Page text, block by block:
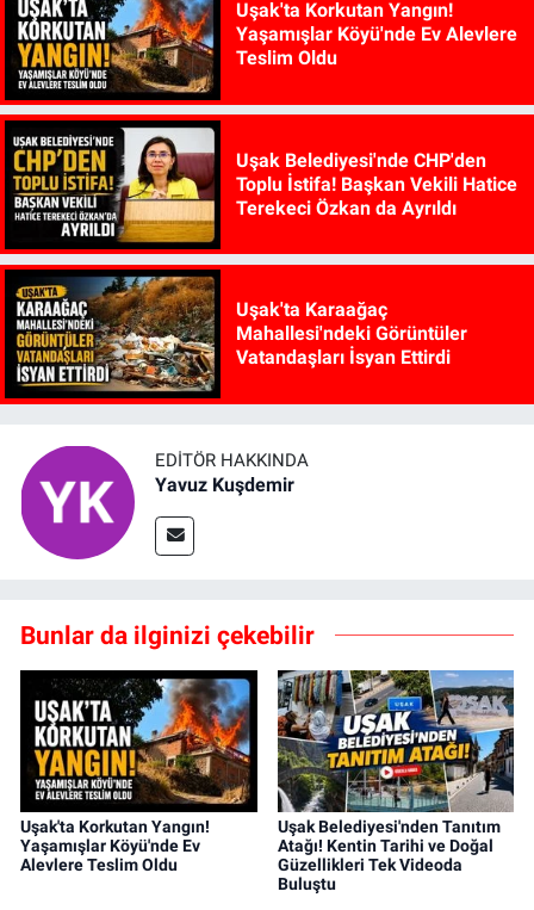
Uşak'ta Korkutan Yangın!
Yaşamışlar Köyü'nde Ev Alevlere
Teslim Oldu
Uşak Belediyesi'nde CHP'den
Toplu İstifa! Başkan Vekili Hatice
Terekeci Özkan da Ayrıldı
Uşak'ta Karaağaç
Mahallesi'ndeki Görüntüler
Vatandaşları İsyan Ettirdi
EDITÖR HAKKINDA
Yavuz Kuşdemir
Bunlar da ilginizi çekebilir
Uşak'ta Korkutan Yangın!
Yaşamışlar Köyü'nde Ev
Alevlere Teslim Oldu
Uşak Belediyesi'nden Tanıtım
Atağı! Kentin Tarihi ve Doğal
Güzellikleri Tek Videoda
Buluştu